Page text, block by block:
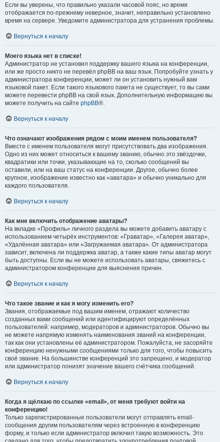
Если вы уверены, что правильно указали часовой пояс, но время
отображается по-прежнему неверное, значит, неправильно установлено
время на сервере. Уведомите администратора для устранения проблемы.
Вернуться к началу
Моего языка нет в списке!
Администратор не установил поддержку вашего языка на конференции,
или же просто никто не перевёл phpBB на ваш язык. Попробуйте узнать у
администратора конференции, может ли он установить нужный вам
языковой пакет. Если такого языкового пакета не существует, то вы сами
можете перевести phpBB на свой язык. Дополнительную информацию вы
можете получить на сайте phpBB®.
Вернуться к началу
Что означают изображения рядом с моим именем пользователя?
Вместе с именем пользователя могут присутствовать два изображения.
Одно из них может относиться к вашему званию, обычно это звёздочки,
квадратики или точки, указывающие на то, сколько сообщений вы
оставили, или на ваш статус на конференции. Другое, обычно более
крупное, изображение известно как «аватара» и обычно уникально для
каждого пользователя.
Вернуться к началу
Как мне включить отображение аватары?
На вкладке «Профиль» личного раздела вы можете добавить аватару с
использованием четырёх инструментов: «Граватар», «Галерея аватар»,
«Удалённая аватара» или «Загружаемая аватара». От администратора
зависит, включена ли поддержка аватар, а также какие типы аватар могут
быть доступны. Если вы не можете использовать аватары, свяжитесь с
администратором конференции для выяснения причин.
Вернуться к началу
Что такое звание и как я могу изменить его?
Звания, отображаемые под вашим именем, отражают количество
созданных вами сообщений или идентифицируют определённых
пользователей: например, модераторов и администраторов. Обычно вы
не можете напрямую изменять наименования званий на конференции,
так как они установлены её администратором. Пожалуйста, не засоряйте
конференцию ненужными сообщениями только для того, чтобы повысить
своё звание. На большинстве конференций это запрещено, и модератор
или администратор понизят значение вашего счётчика сообщений.
Вернуться к началу
Когда я щёлкаю по ссылке «email», от меня требуют войти на
конференцию!
Только зарегистрированные пользователи могут отправлять email-
сообщения другим пользователям через встроенную в конференцию
форму, и только если администратор включил такую возможность. Это